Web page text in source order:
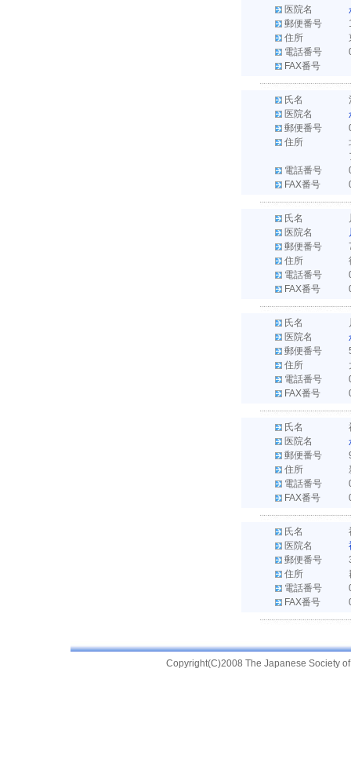
医院名
郵便番号
住所
電話番号
FAX番号
氏名
医院名
郵便番号
住所
電話番号
FAX番号
氏名
医院名
郵便番号
住所
電話番号
FAX番号
氏名
医院名
郵便番号
住所
電話番号
FAX番号
氏名
医院名
郵便番号
住所
電話番号
FAX番号
氏名
医院名
郵便番号
住所
電話番号
FAX番号
Copyright(C)2008 The Japanese Society